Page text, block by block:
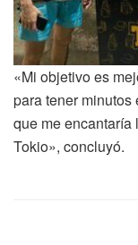
«Mi objetivo es
para tener
que me encantaría
Tokio», concluyó.